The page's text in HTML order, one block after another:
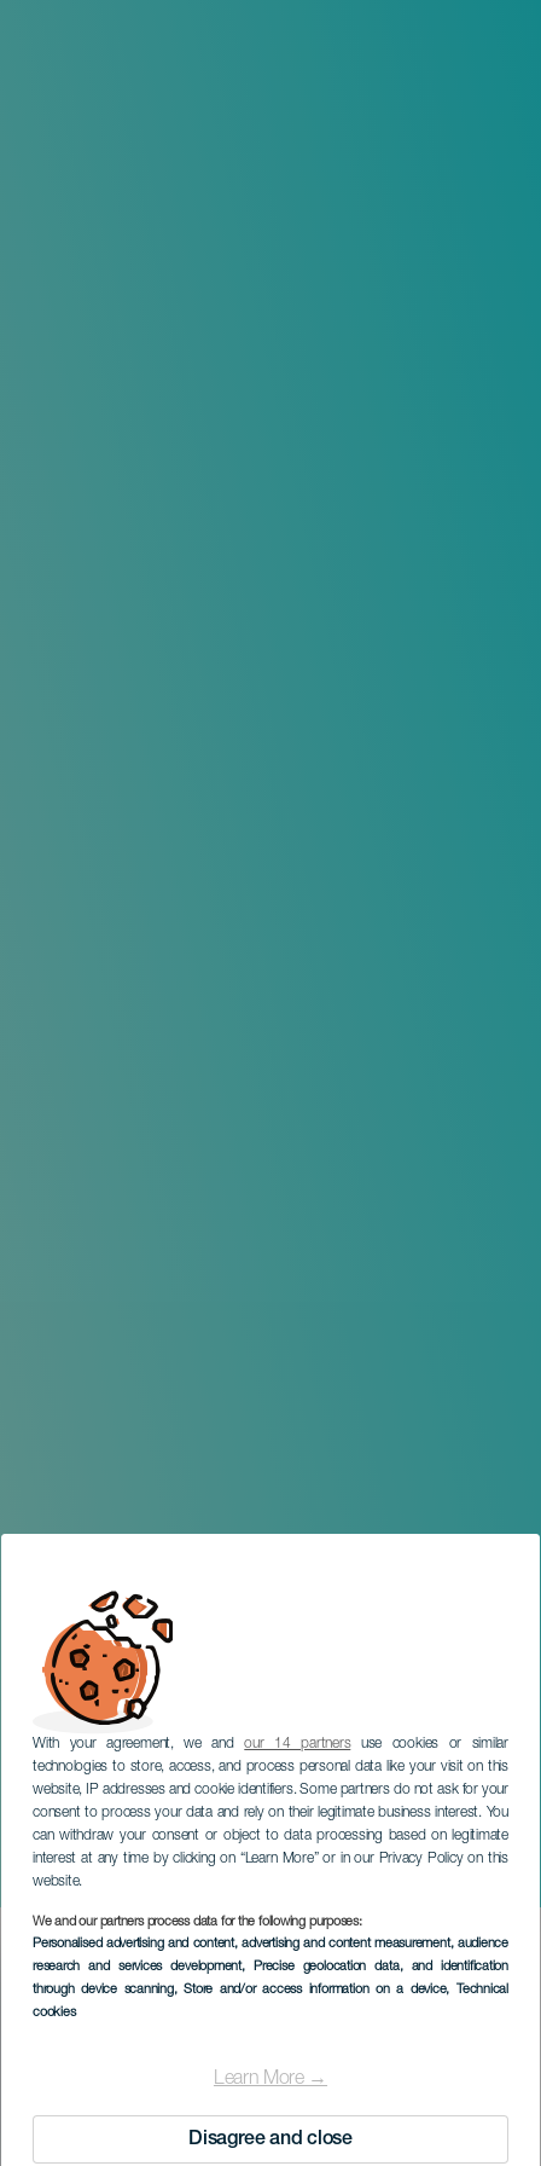
With your agreement, we andour 14 partnersuse cookies or similar
technologies to store, access, and process personal data like your visit on this
website, IP addresses and cookie identifiers. Some partners do not ask for your
consent to process your data and rely on their legitimate business interest. You
can withdraw your consent or object to data processing based on legitimate
interest at any time by clicking on “Learn More” or in our Privacy Policy on this
website.
We and our partners process data for the following purposes:
Personalised advertising and content, advertising and content measurement, audience
research and services development, Precise geolocation data, and identification
through device scanning, Store and/or access information on a device, Technical
cookies
Learn More →
Disagree and close
La gara di Agachera
TENERIFE
Imagen
Listado